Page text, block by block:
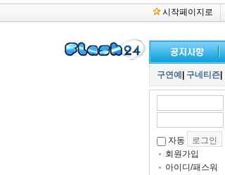
시작페이지로
구연예 구네티즌
자동
회원가입
아이디/패스워